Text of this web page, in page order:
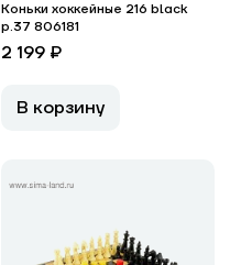
Коньки хоккейные 216 black
р.37 806181
2 199 ₽
В корзину